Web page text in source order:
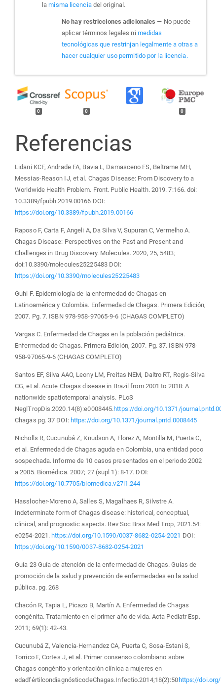
lamisma licenciadel original.
No hay restricciones adicionales — No puede
aplicar términos legales ni medidas
tecnológicas que restrinjan legalmente a otras a
hacer cualquier uso permitido por la licencia.
0 0 0
Referencias
Lidani KCF, Andrade FA, Bavia L, Damasceno FS, Beltrame MH,
Messias-Reason IJ, et al. Chagas Disease: From Discovery to a
Worldwide Health Problem. Front. Public Health. 2019. 7:166. doi:
10.3389/fpubh.2019.00166 DOI:
https://doi.org/10.3389/fpubh.2019.00166
Raposo F, Carta F, Angeli A, Da Silva V, Supuran C, Vermelho A.
Chagas Disease: Perspectives on the Past and Present and
Challenges in Drug Discovery. Molecules. 2020, 25, 5483;
doi:10.3390/molecules25225483 DOI:
https://doi.org/10.3390/molecules25225483
Guhl F. Epidemiología de la enfermedad de Chagas en
Latinoamérica y Colombia. Enfermedad de Chagas. Primera Edición,
2007. Pg. 7. ISBN 978-958-97065-9-6 (CHAGAS COMPLETO)
Vargas C. Enfermedad de Chagas en la población pediátrica.
Enfermedad de Chagas. Primera Edición, 2007. Pg. 37. ISBN 978-
958-97065-9-6 (CHAGAS COMPLETO)
Santos EF, Silva AAO, Leony LM, Freitas NEM, Daltro RT, Regis-Silva
CG, et al. Acute Chagas disease in Brazil from 2001 to 2018: A
nationwide spatiotemporal analysis. PLoS
NeglTropDis.2020.14(8):e0008445.https://doi.org/10.1371/
Chagas pg. 37 DOI: https://doi.org/10.1371/journal.pntd.0008445
Nicholls R, Cucunubá Z, Knudson A, Florez A, Montilla M, Puerta C,
et al. Enfermedad de Chagas aguda en Colombia, una entidad poco
sospechada. Informe de 10 casos presentados en el periodo 2002
a 2005. Biomédica. 2007; 27 (supl 1): 8-17. DOI:
https://doi.org/10.7705/biomedica.v27i1.244
Hasslocher-Moreno A, Salles S, Magalhaes R, Silvstre A.
Indeterminate form of Chagas disease: historical, conceptual,
clinical, and prognostic aspects. Rev Soc Bras Med Trop, 2021.54:
e0254-2021.https://doi.org/10.1590/0037-8682-0254-2021 DOI:
https://doi.org/10.1590/0037-8682-0254-2021
Guía 23 Guía de atención de la enfermedad de Chagas. Guías de
promoción de la salud y prevención de enfermedades en la salud
pública. pg. 268
Chacón R, Tapia L, Picazo B, Martín A. Enfermedad de Chagas
congénita. Tratamiento en el primer año de vida. Acta Pediatr Esp.
2011; 69(1): 42-43.
Cucunubá Z, Valencia-Hernandez CA, Puerta C, Sosa-Estani S,
Torrico F, Cortes J, et al. Primer consenso colombiano sobre
Chagas congénito y orientación clínica a mujeres en
edadfértilcondiagnósticodeChagas.Infectio.2014;18(2):50https://